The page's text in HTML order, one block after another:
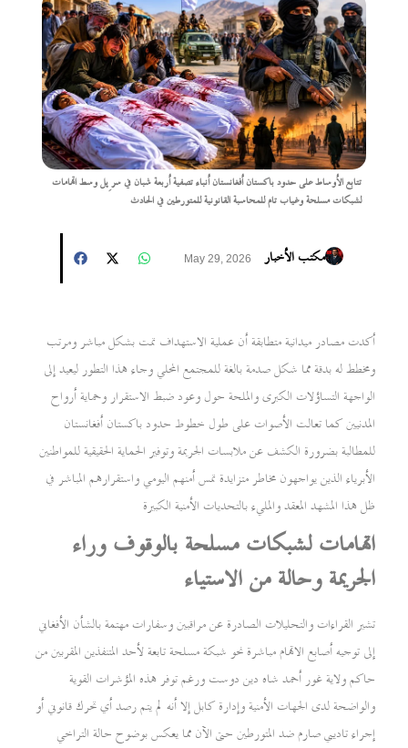
تتابع الأوساط على حدود باكستان أفغانستان أنباء تصفية أربعة شبان في سرِپل وسط اتهامات
لشبكات مسلحة وغياب تام للمحاسبة القانونية للمتورطين في الحادث
مكتب الأخبار May 29, 2026
أكدت مصادر ميدانية متطابقة أن عملية الاستهداف تمت بشكل مباشر ومرتب
ومخطط له بدقة مما شكل صدمة بالغة للمجتمع المحلي وجاء هذا التطور ليعيد إلى
الواجهة التساؤلات الكبرى والملحة حول وعود ضبط الاستقرار وحماية أرواح
المدنيين كما تعالت الأصوات على طول خطوط حدود باكستان أفغانستان
للمطالبة بضرورة الكشف عن ملابسات الجريمة وتوفير الحماية الحقيقية للمواطنين
الأبرياء الذين يواجهون مخاطر متزايدة تمس أمنهم اليومي واستقرارهم المباشر في
ظل هذا المشهد المعقد والمليء بالتحديات الأمنية الكبيرة
اتهامات لشبكات مسلحة بالوقوف وراء
الجريمة وحالة من الاستياء
تشير القراءات والتحليلات الصادرة عن مراقبين وسفارات مهتمة بالشأن الأفغاني
إلى توجيه أصابع الاتهام مباشرة نحو شبكة مسلحة تابعة لأحد المتنفذين المقربين من
حاكم ولاية غور أحمد شاه دين دوست ورغم توفر هذه المؤشرات القوية
والواضحة لدى الجهات الأمنية وإدارة كابل إلا أنه لم يتم رصد أي تحرك قانوني أو
إجراء تاديبي صارم ضد المتورطين حتى الآن مما يعكس بوضوح حالة التراخي